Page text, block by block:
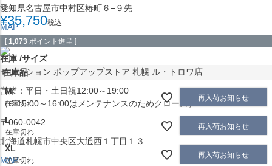
愛知県名古屋市中村区椿町６−９先
MAP
SHOP
セレクション ポップアップストア 札幌 ル・トロワ店
営業：平日・土日祝12:00～19:00
（※15:00～16:00はメンテナンスのためクローズ）
〒060-0042
北海道札幌市中央区大通西１丁目１３
MAP
¥35,750税込
[ 1,073 ポイント進呈 ]
在庫 サイズ
在庫品
M
在庫切れ
再入荷お知らせ
L
在庫切れ
再入荷お知らせ
XL
在庫切れ
再入荷お知らせ